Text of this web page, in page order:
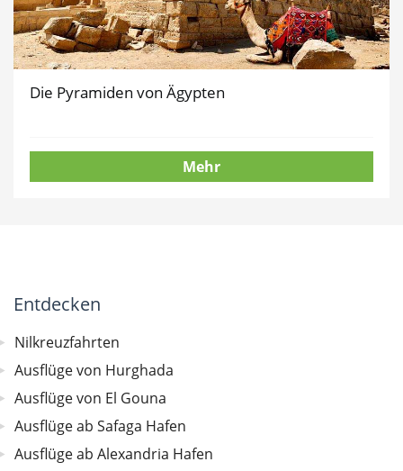
Die Pyramiden von Ägypten
Mehr
Entdecken
Nilkreuzfahrten
Ausflüge von Hurghada
Ausflüge von El Gouna
Ausflüge ab Safaga Hafen
Ausflüge ab Alexandria Hafen